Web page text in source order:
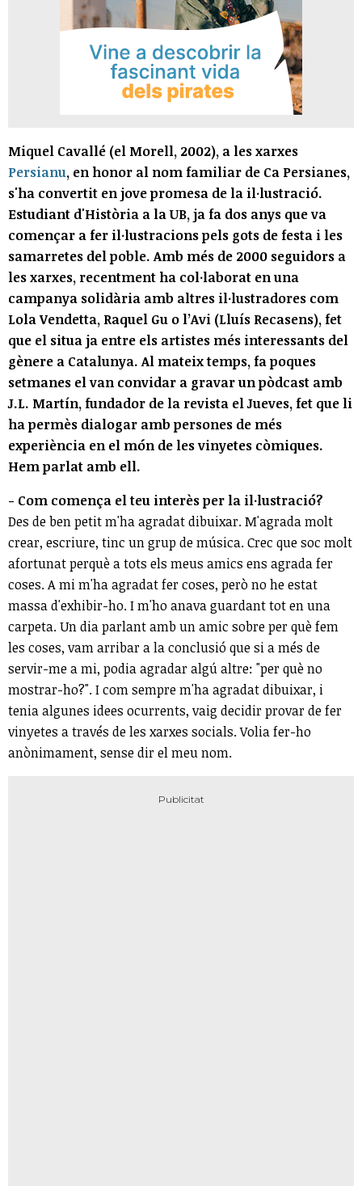
Miquel Cavallé (el Morell, 2002), a les xarxes
Persianu, en honor al nom familiar de Ca Persianes,
s'ha convertit en jove promesa de la il·lustració.
Estudiant d'Història a la UB, ja fa dos anys que va
començar a fer il·lustracions pels gots de festa i les
samarretes del poble. Amb més de 2000 seguidors a
les xarxes, recentment ha col·laborat en una
campanya solidària amb altres il·lustradores com
Lola Vendetta, Raquel Gu o l’Avi (Lluís Recasens), fet
que el situa ja entre els artistes més interessants del
gènere a Catalunya. Al mateix temps, fa poques
setmanes el van convidar a gravar un pòdcast amb
J.L. Martín, fundador de la revista el Jueves, fet que li
ha permès dialogar amb persones de més
experiència en el món de les vinyetes còmiques.
Hem parlat amb ell.
- Com comença el teu interès per la il·lustració?
Des de ben petit m'ha agradat dibuixar. M'agrada molt
crear, escriure, tinc un grup de música. Crec que soc molt
afortunat perquè a tots els meus amics ens agrada fer
coses. A mi m'ha agradat fer coses, però no he estat
massa d'exhibir-ho. I m'ho anava guardant tot en una
carpeta. Un dia parlant amb un amic sobre per què fem
les coses, vam arribar a la conclusió que si a més de
servir-me a mi, podia agradar algú altre: "per què no
mostrar-ho?". I com sempre m'ha agradat dibuixar, i
tenia algunes idees ocurrents, vaig decidir provar de fer
vinyetes a través de les xarxes socials. Volia fer-ho
anònimament, sense dir el meu nom.